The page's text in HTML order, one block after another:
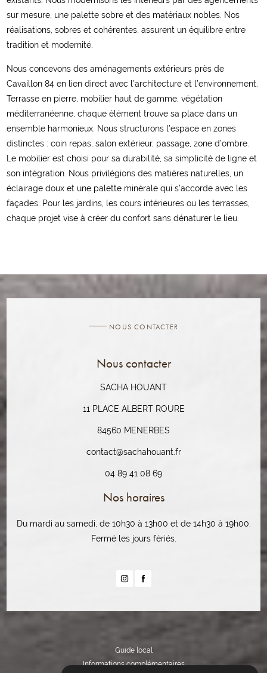
sur mesure, une palette sobre et des matériaux nobles. Nos
réalisations, sobres et cohérentes, assurent un équilibre entre
tradition et modernité.
Nous concevons des aménagements extérieurs près de
Cavaillon 84 en lien direct avec l’architecture et l’environnement.
Terrasse en pierre, mobilier haut de gamme, végétation
méditerranéenne, chaque élément trouve sa place dans un
ensemble harmonieux. Nous structurons l’espace en zones
distinctes : coin repas, salon extérieur, passage, zone d’ombre.
Le mobilier est choisi pour sa durabilité, sa simplicité de ligne et
son intégration. Nous privilégions des matières naturelles, un
éclairage doux et une palette minérale qui s’accorde avec les
façades. Pour les jardins, les cours intérieures ou les terrasses,
chaque projet vise à créer du confort sans dénaturer le lieu.
NOUS CONTACTER
Nous contacter
SACHA HOUANT
11 PLACE ALBERT ROURE
84560 MENERBES
contact@sachahouant.fr
04 89 41 08 69
Nos horaires
Du mardi au samedi, de 10h30 à 13h00 et de 14h30 à 19h00.
Fermé les jours fériés.
Guide local
Informations complémentaires